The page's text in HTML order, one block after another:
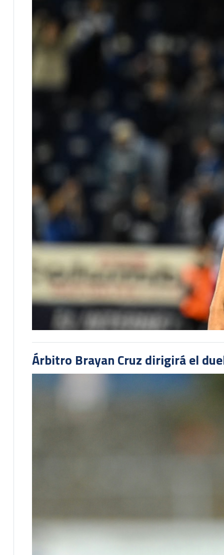
Árbitro Brayan Cruz dirigirá el